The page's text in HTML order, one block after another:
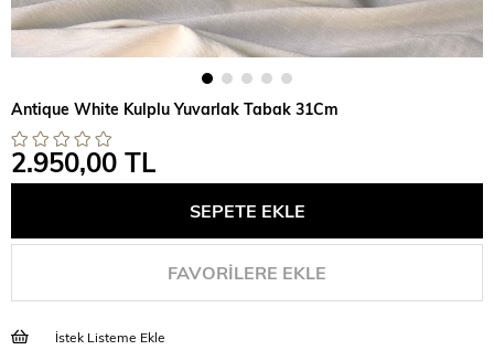
Antique White Kulplu Yuvarlak Tabak 31Cm
2.950,00 TL
FAVORILERE EKLE
İstek Listeme Ekle